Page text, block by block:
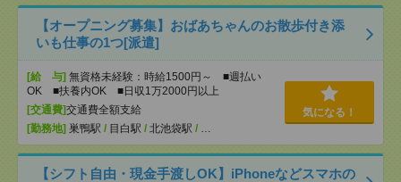
【オープニング募集】おばあちゃんのお散歩付き添
いも仕事の1つ[派遣]
[給 与] 無資格未経験：時給1500円～ ■週払い
OK ■扶養内OK ■日収1万2000円以上
[交通費]交通費全額支給
[勤務地] 巣鴨駅 / 目白駅 / 北池袋駅 / …
気になる！
【シフト自由・現金手渡しOK】iPhoneなどスマホの